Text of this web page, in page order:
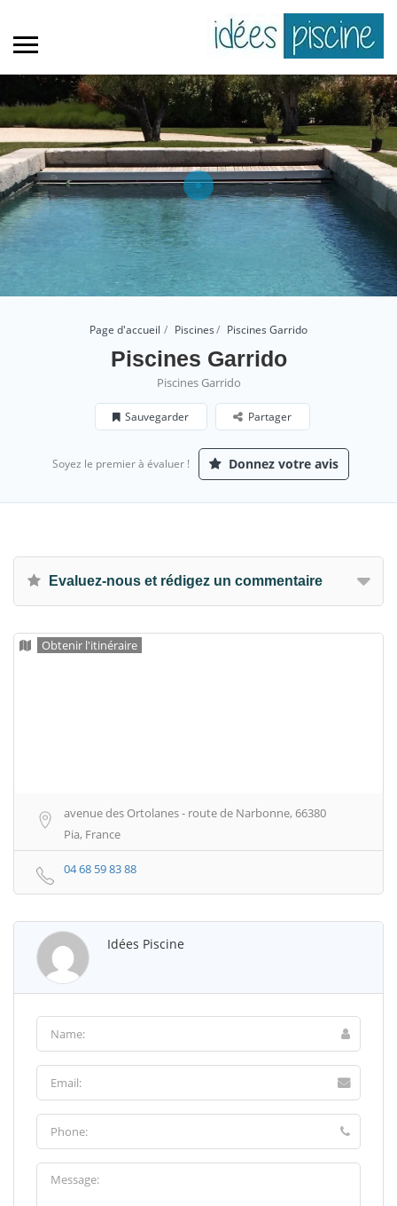
Page d'accueil Piscines Piscines Garrido
Piscines Garrido
Piscines Garrido
Sauvegarder Partager
Soyez le premier à évaluer ! Donnez votre avis
Evaluez-nous et rédigez un commentaire
Obtenir l'itinéraire
avenue des Ortolanes - route de Narbonne, 66380
Pia, France
04 68 59 83 88
Idées Piscine